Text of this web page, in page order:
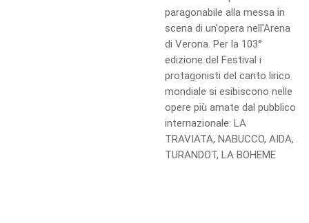
paragonabile alla messa in
scena di un'opera nell'Arena
di Verona. Per la 103°
edizione del Festival i
protagonisti del canto lirico
mondiale si esibiscono nelle
opere più amate dal pubblico
internazionale: LA
TRAVIATA, NABUCCO, AIDA,
TURANDOT, LA BOHEME